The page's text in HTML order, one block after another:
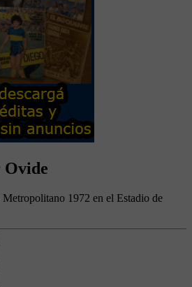
Ovide
1972 en el Estadio de